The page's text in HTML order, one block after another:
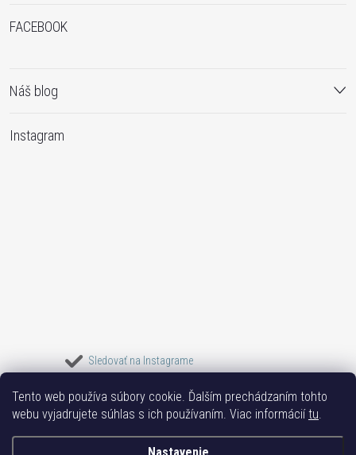
Tento web používa súbory cookie. Ďalším prechádzaním tohto
webu vyjadrujete súhlas s ich používaním. Viac informáciítu.
FACEBOOK
Náš blog
Instagram
Sledovať na Instagrame
Bižuterie TOP Vše k mobilu Mobil příslušenství